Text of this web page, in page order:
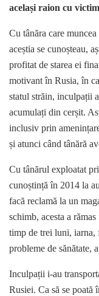
același raion cu
Cu tânăra care
aceștia se cunoșteau,
profitat de starea ei
motivant în Rusia, în
statul străin, inculpații
acumulați din cerșit.
inclusiv prin
și atunci când tânără
Cu tânărul exploatat
cunoștință în 2014 la
facă reclamă la un
schimb, acesta a
timp de trei luni, iarna,
probleme de sănătate,
Inculpații i-au
Rusiei. Ca să se poată